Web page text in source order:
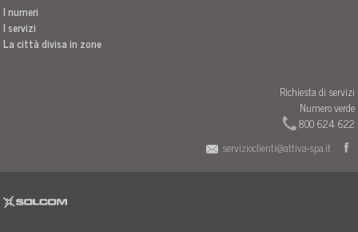
I numeri
I servizi
La città divisa in zone
Richiesta di servizi
Numero verde
800 624 622
servizioclienti@attiva-spa.it